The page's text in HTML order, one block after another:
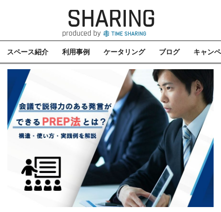
SHARING
produced by
スペース紹介 利用事例 ケータリング ブログ キャン